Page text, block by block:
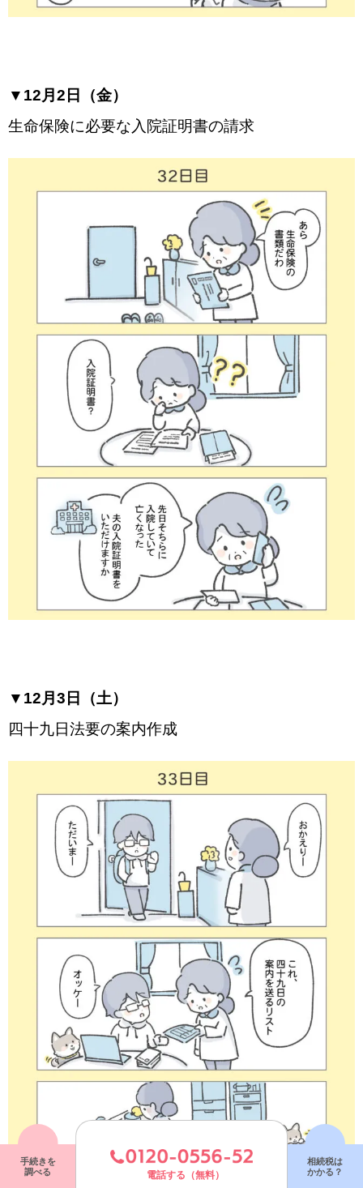
▼12月2日（金）
生命保険に必要な入院証明書の請求
▼12月3日（土）
四十九日法要の案内作成
手続きを
調べる
電話する（無料）
相続税は
かかる？